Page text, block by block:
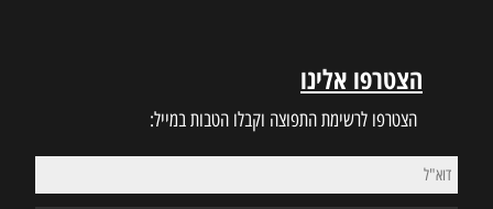
הצטרפו אלינו
הצטרפו לרשימת התפוצה וקבלו הטבות במייל: